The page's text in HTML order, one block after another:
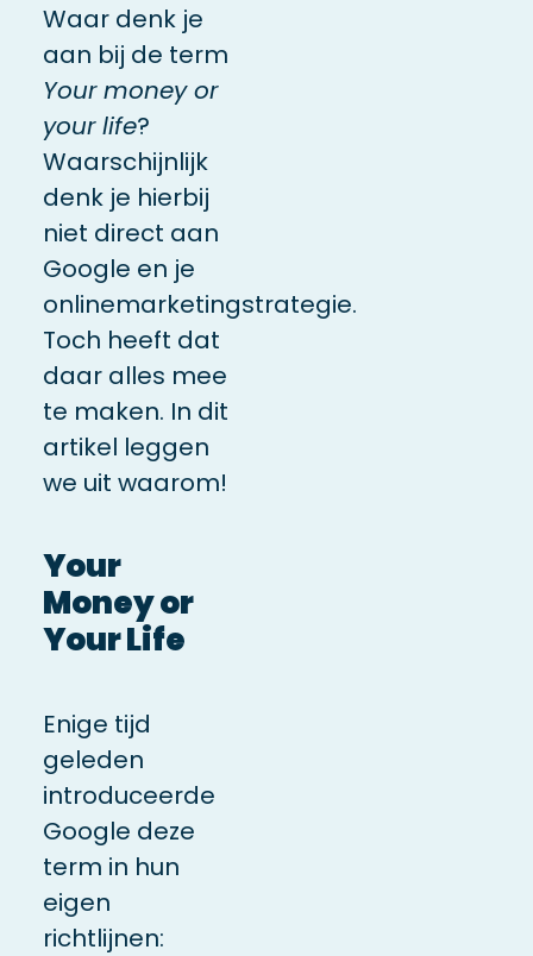
Waar denk je
aan bij de term
Your money or
your life?
Waarschijnlijk
denk je hierbij
niet direct aan
Google en je
onlinemarketingstrategie.
Toch heeft dat
daar alles mee
te maken. In dit
artikel leggen
we uit waarom!
Your
Money or
Your Life
Enige tijd
geleden
introduceerde
Google deze
term in hun
eigen
richtlijnen: